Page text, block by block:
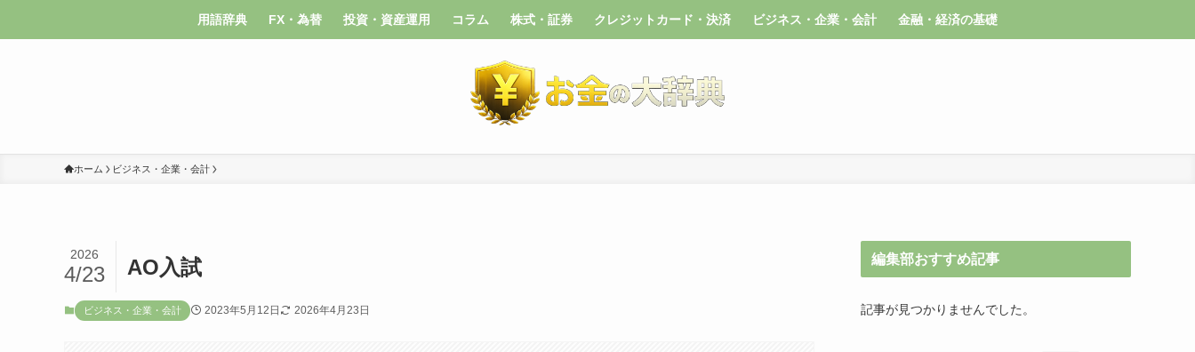
用語辞典 FX・為替 投資・資産運用 コラム 株式・証券 クレジットカード・決済 ビジネス・企業・会計 金融・経済の基礎
ホーム ビジネス・企業・会計
AO入試
2026
4/23
ビジネス・企業・会計 2023年5月12日 2026年4月23日
編集部おすすめ記事
記事が見つかりませんでした。